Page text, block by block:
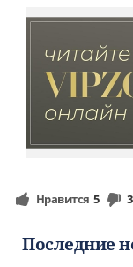
Нравится 5 3
Последние